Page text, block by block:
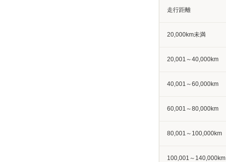
走行距離
20,000km未満
20,001～40,000km
40,001～60,000km
60,001～80,000km
80,001～100,000km
100,001～140,000km